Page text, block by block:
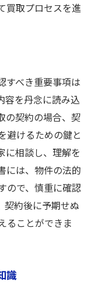
買取プロセスを進
すべき重要事項は
容を丹念に読み込
の契約の場合、契
避けるための鍵と
に相談し、理解を
には、物件の法的
ので、慎重に確認
契約後に予期せぬ
ることができま
識